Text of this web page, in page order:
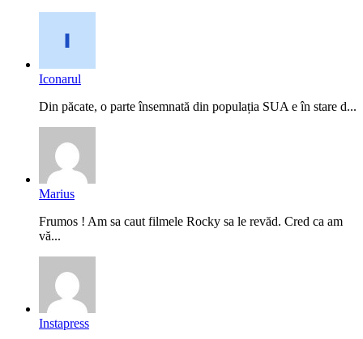
Iconarul
Din păcate, o parte însemnată din populația SUA e în stare d...
Marius
Frumos ! Am sa caut filmele Rocky sa le revăd. Cred ca am
vă...
Instapress